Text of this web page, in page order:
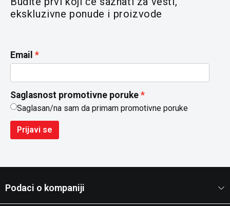
ekskluzivne ponude i proizvode
Email
Saglasnost promotivne poruke
Saglasan/na sam da primam promotivne poruke
Prijavi se
Podaci o kompaniji